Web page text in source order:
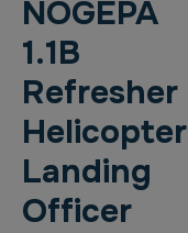
NOGEPA
1.1B
Refresher
Helicopter
Landing
Officer